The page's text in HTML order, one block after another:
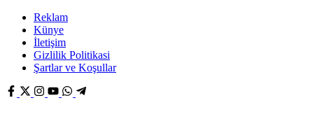
Reklam
Künye
İletişim
Gizlilik Politikasi
Şartlar ve Koşullar